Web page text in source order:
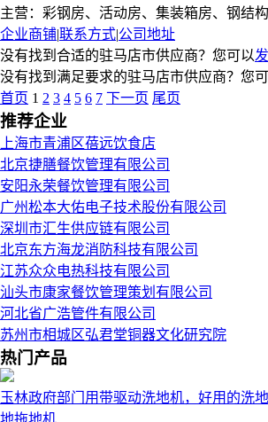
主营：彩钢房、活动房、集装箱房、钢结
企业商铺|联系方式|公司地址
没有找到合适的驻马店市供应商？您可以
没有找到满足要求的驻马店市供应商？您
首页 1 2 3 4 5 6 7 下一页 尾页
推荐企业
上海市青浦区蓓远饮食店
北京捷膳餐饮管理有限公司
安阳永荣餐饮管理有限公司
广州松本大佑电子技术股份有限公司
深圳市汇生供应链有限公司
北京东方海龙消防科技有限公司
江苏众众电热科技有限公司
汕头市康家餐饮管理策划有限公司
河北省广浩管件有限公司
苏州市相城区弘君堂铜器文化研究院
热门产品
玉林政府部门用带驱动洗地机，好用的洗
地拖地机